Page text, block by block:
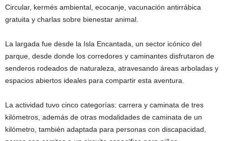
Circular, kermés ambiental, ecocanje, vacunación antirrábica
gratuita y charlas sobre bienestar animal.
La largada fue desde la Isla Encantada, un sector icónico del
parque, desde donde los corredores y caminantes disfrutaron de
senderos rodeados de naturaleza, atravesando áreas arboladas y
espacios abiertos ideales para compartir esta aventura.
La actividad tuvo cinco categorías: carrera y caminata de tres
kilómetros, además de otras modalidades de caminata de un
kilómetro, también adaptada para personas con discapacidad,